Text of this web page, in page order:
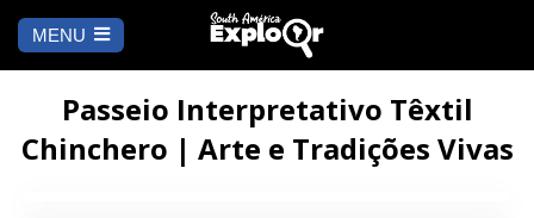
MENU
COMEÇAR
PARA ONDE IR
Passeio Interpretativo Têxtil
Chinchero | Arte e Tradições Vivas